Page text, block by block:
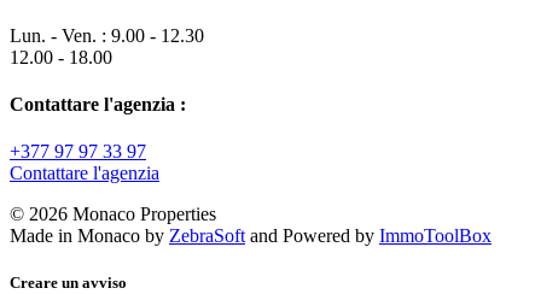
Lun. - Ven. : 9.00 - 12.30
12.00 - 18.00
Contattare l'agenzia :
+377 97 97 33 97
Contattare l'agenzia
© 2026 Monaco Properties
Made in Monaco by ZebraSoft and Powered by ImmoToolBox
Creare un avviso